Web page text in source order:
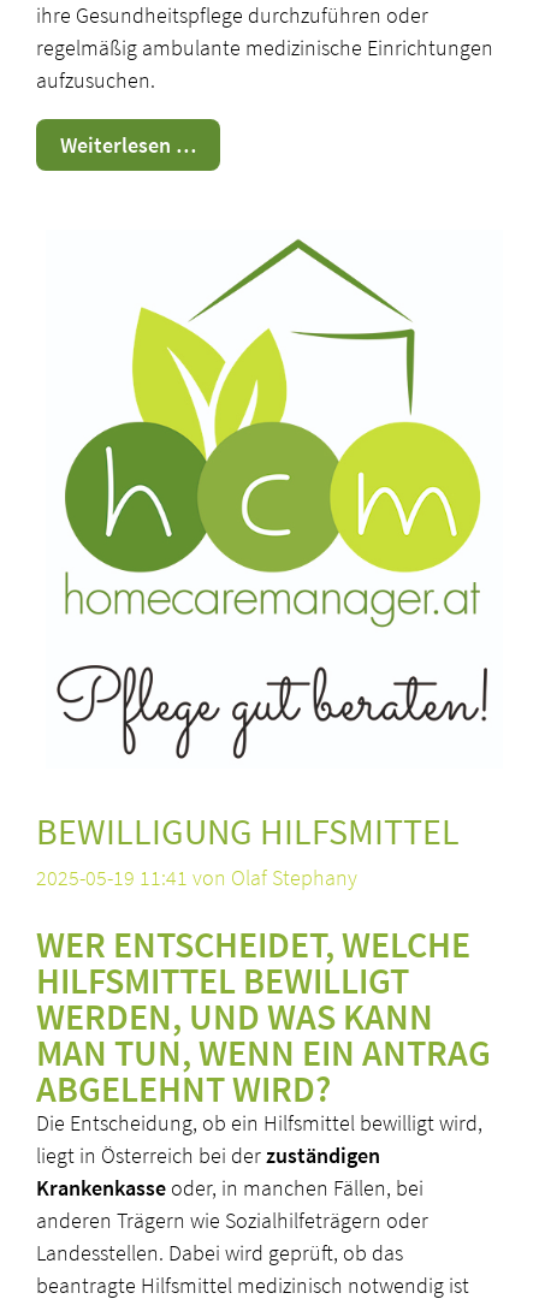
ihre Gesundheitspflege durchzuführen oder
regelmäßig ambulante medizinische Einrichtungen
aufzusuchen.
Weiterlesen …Medizinische
Hauskrankenpflege
BEWILLIGUNG HILFSMITTEL
2025-05-19 11:41 von Olaf Stephany
WER ENTSCHEIDET, WELCHE
HILFSMITTEL BEWILLIGT
WERDEN, UND WAS KANN
MAN TUN, WENN EIN ANTRAG
ABGELEHNT WIRD?
Die Entscheidung, ob ein Hilfsmittel bewilligt wird,
liegt in Österreich bei derzuständigen
Krankenkasse oder, in manchen Fällen, bei
anderen Trägern wie Sozialhilfeträgern oder
Landesstellen. Dabei wird geprüft, ob das
beantragte Hilfsmittel medizinisch notwendig ist